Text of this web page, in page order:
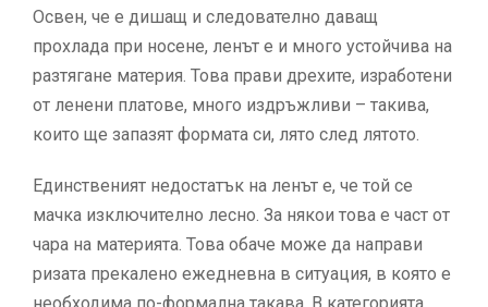
Освен, че е дишащ и следователно даващ
прохлада при носене, ленът е и много устойчива на
разтягане материя. Това прави дрехите, изработени
от ленени платове, много издръжливи – такива,
които ще запазят формата си, лято след лятото.
Единственият недостатък на ленът е, че той се
мачка изключително лесно. За някои това е част от
чара на материята. Това обаче може да направи
ризата прекалено ежедневна в ситуация, в която е